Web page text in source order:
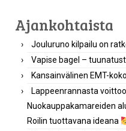
Ajankohtaista
Jouluruno kilpailu on
Vapise bagel –
Kansainvälinen EMT-
Lappeenrannasta
Nuokauppakamareiden
Roilin tuottavana ideana